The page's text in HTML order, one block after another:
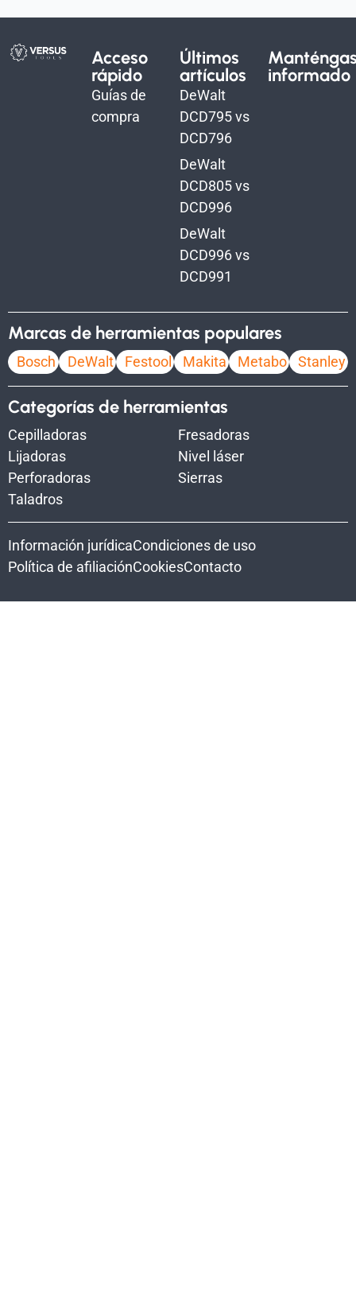
Acceso
rápido
Guías de
compra
Últimos
artículos
DeWalt
DCD795 vs
DCD796
DeWalt
DCD805 vs
DCD996
DeWalt
DCD996 vs
DCD991
informado
Marcas de herramientas populares
Bosch DeWalt Festool Makita Metabo Stanley
Categorías de herramientas
Cepilladoras
Fresadoras
Lijadoras
Nivel láser
Perforadoras
Sierras
Taladros
Información jurídicaCondiciones de uso
Política de afiliaciónCookiesContacto